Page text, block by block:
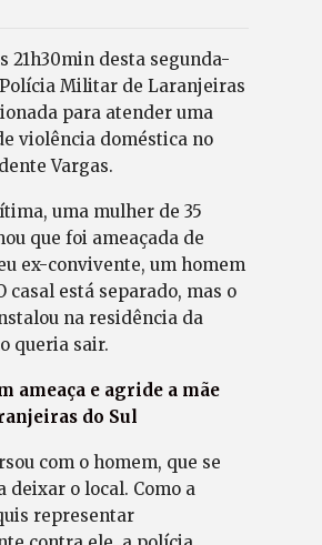
21h30min desta segunda-
Militar de Laranjeiras
para atender uma
violência doméstica no
Vargas.
uma mulher de 35
que foi ameaçada de
ex-convivente, um homem
casal está separado, mas o
na residência da
queria sair.
ameaça e agride a mãe
do Sul
com o homem, que se
deixar o local. Como a
representar